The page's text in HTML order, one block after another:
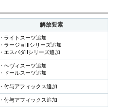
解放要素
・ライトスーツ追加
・ラージョIIIシリーズ追加
・エスパダIIシリーズ追加
・ヘヴィスーツ追加
・ドールスーツ追加
・付与アフィックス追加
・付与アフィックス追加